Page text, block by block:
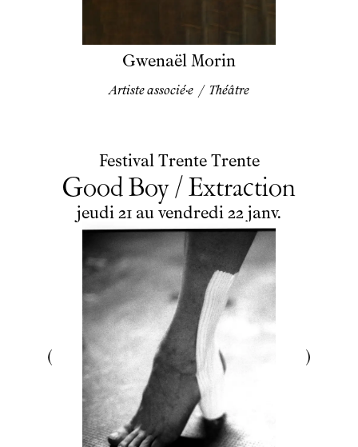
Gwenaël Morin
Artiste associé·e / Théâtre
Festival Trente Trente
Good Boy / Extraction
du
jeudi
jeudi 21 au au
vendredi
vendredi 22 janvier
janv.